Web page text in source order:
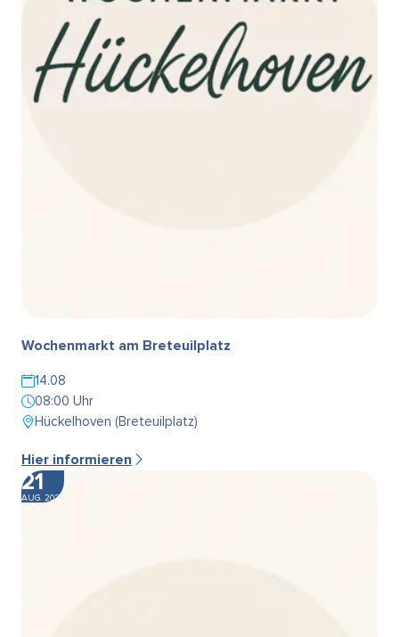
Wochenmarkt am Breteuilplatz
14.08
08:00 Uhr
Hückelhoven (Breteuilplatz)
Hier informieren
21
AUG. 2026